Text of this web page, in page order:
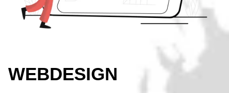
WEBDESIGN